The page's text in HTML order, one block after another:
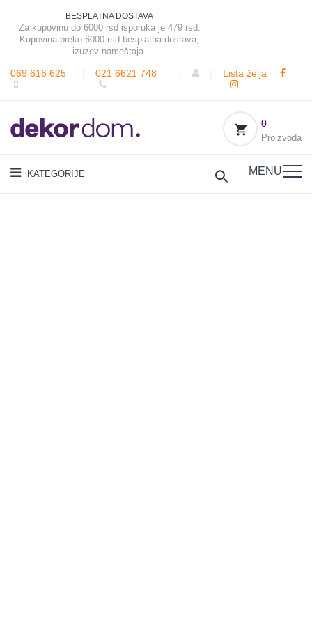
BESPLATNA DOSTAVA
Za kupovinu do 6000 rsd isporuka je 479 rsd.
Kupovina preko 6000 rsd besplatna dostava,
izuzev nameštaja.
069 616 625 021 6621 748 Lista želja
0
Proizvoda
KATEGORIJE MENU